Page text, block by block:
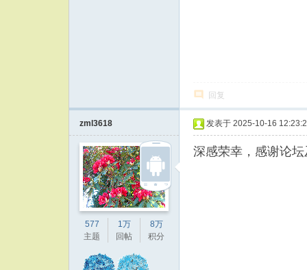
回复
zml3618
577
主题
1万
回帖
8万
积分
发表于 2025-10-16
深感荣幸，感谢论